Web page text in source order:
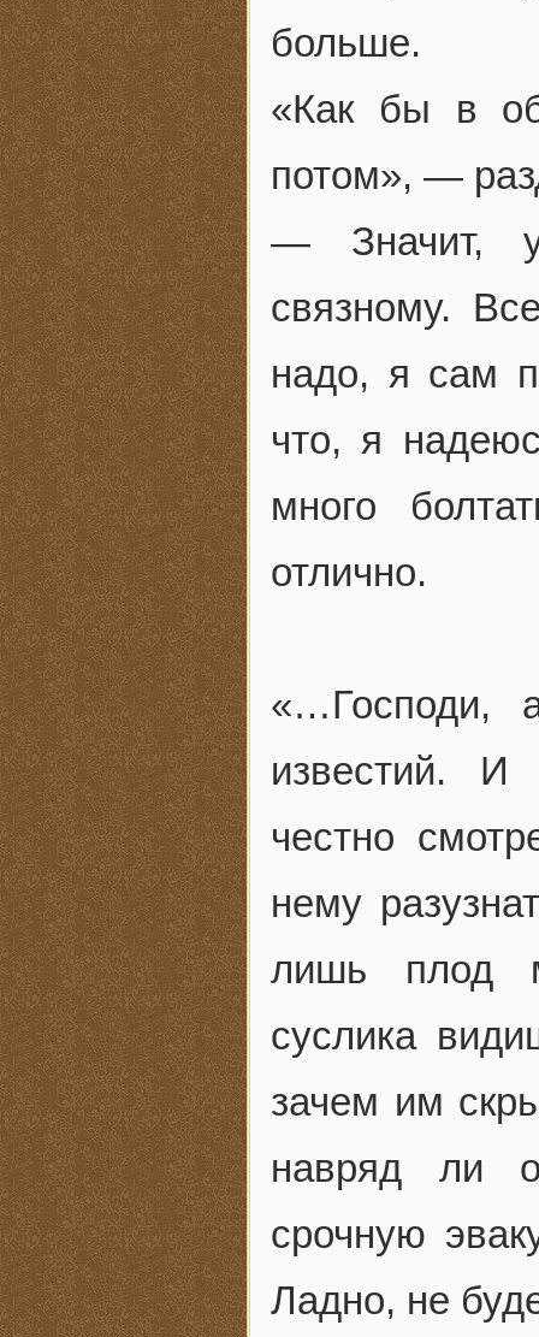
больше.
«Как бы в
потом», —
— Значит,
связному.
надо, я сам
что, я
много
отлично.
«…Господи,
известий. И
честно
нему
лишь плод
суслика
зачем им
навряд ли
срочную
Ладно, не